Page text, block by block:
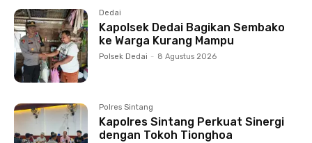
Dedai
Kapolsek Dedai Bagikan Sembako
ke Warga Kurang Mampu
Polsek Dedai - 8 Agustus 2026
Polres Sintang
Kapolres Sintang Perkuat Sinergi
dengan Tokoh Tionghoa